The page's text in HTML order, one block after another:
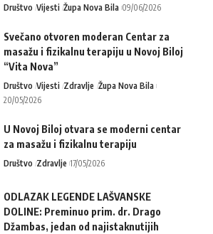
Društvo Vijesti Župa Nova Bila 09/06/2026
Svečano otvoren moderan Centar za
masažu i fizikalnu terapiju u Novoj Biloj
“Vita Nova”
Društvo Vijesti Zdravlje Župa Nova Bila
20/05/2026
U Novoj Biloj otvara se moderni centar
za masažu i fizikalnu terapiju
Društvo Zdravlje 17/05/2026
ODLAZAK LEGENDE LAŠVANSKE
DOLINE: Preminuo prim. dr. Drago
Džambas, jedan od najistaknutijih